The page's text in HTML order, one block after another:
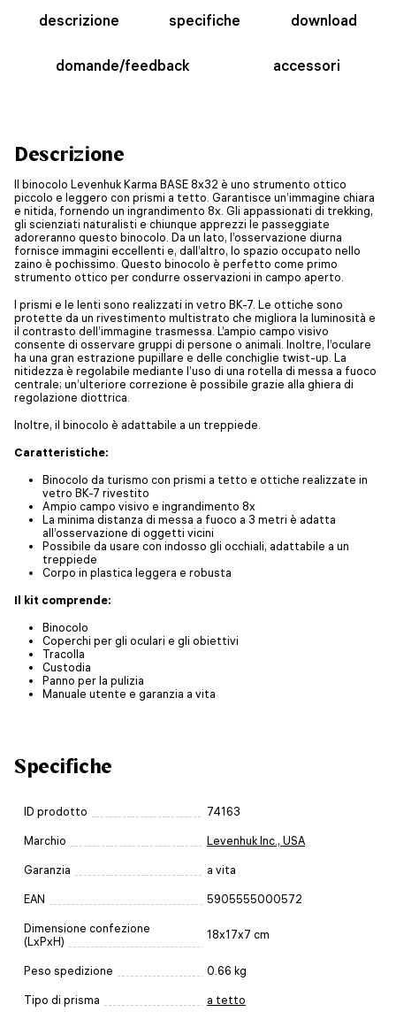
descrizione specifiche download
domande/feedback accessori
Descrizione
Il binocolo Levenhuk Karma BASE 8x32 è uno strumento ottico
piccolo e leggero con prismi a tetto. Garantisce un’immagine chiara
e nitida, fornendo un ingrandimento 8x. Gli appassionati di trekking,
gli scienziati naturalisti e chiunque apprezzi le passeggiate
adoreranno questo binocolo. Da un lato, l’osservazione diurna
fornisce immagini eccellenti e, dall’altro, lo spazio occupato nello
zaino è pochissimo. Questo binocolo è perfetto come primo
strumento ottico per condurre osservazioni in campo aperto.
I prismi e le lenti sono realizzati in vetro BK-7. Le ottiche sono
protette da un rivestimento multistrato che migliora la luminosità e
il contrasto dell’immagine trasmessa. L’ampio campo visivo
consente di osservare gruppi di persone o animali. Inoltre, l’oculare
ha una gran estrazione pupillare e delle conchiglie twist-up. La
nitidezza è regolabile mediante l’uso di una rotella di messa a fuoco
centrale; un’ulteriore correzione è possibile grazie alla ghiera di
regolazione diottrica.
Inoltre, il binocolo è adattabile a un treppiede.
Caratteristiche:
Binocolo da turismo con prismi a tetto e ottiche realizzate in
vetro BK-7 rivestito
Ampio campo visivo e ingrandimento 8x
La minima distanza di messa a fuoco a 3 metri è adatta
all’osservazione di oggetti vicini
Possibile da usare con indosso gli occhiali, adattabile a un
treppiede
Corpo in plastica leggera e robusta
Il kit comprende:
Binocolo
Coperchi per gli oculari e gli obiettivi
Tracolla
Custodia
Panno per la pulizia
Manuale utente e garanzia a vita
Specifiche
ID prodotto 74163
Marchio Levenhuk Inc., USA
Garanzia a vita
EAN 5905555000572
Dimensione confezione
(LxPxH)
18x17x7 cm
Peso spedizione 0.66 kg
Tipo di prisma a tetto